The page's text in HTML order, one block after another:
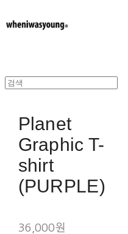
Planet
Graphic T-
shirt
(PURPLE)
36,000원